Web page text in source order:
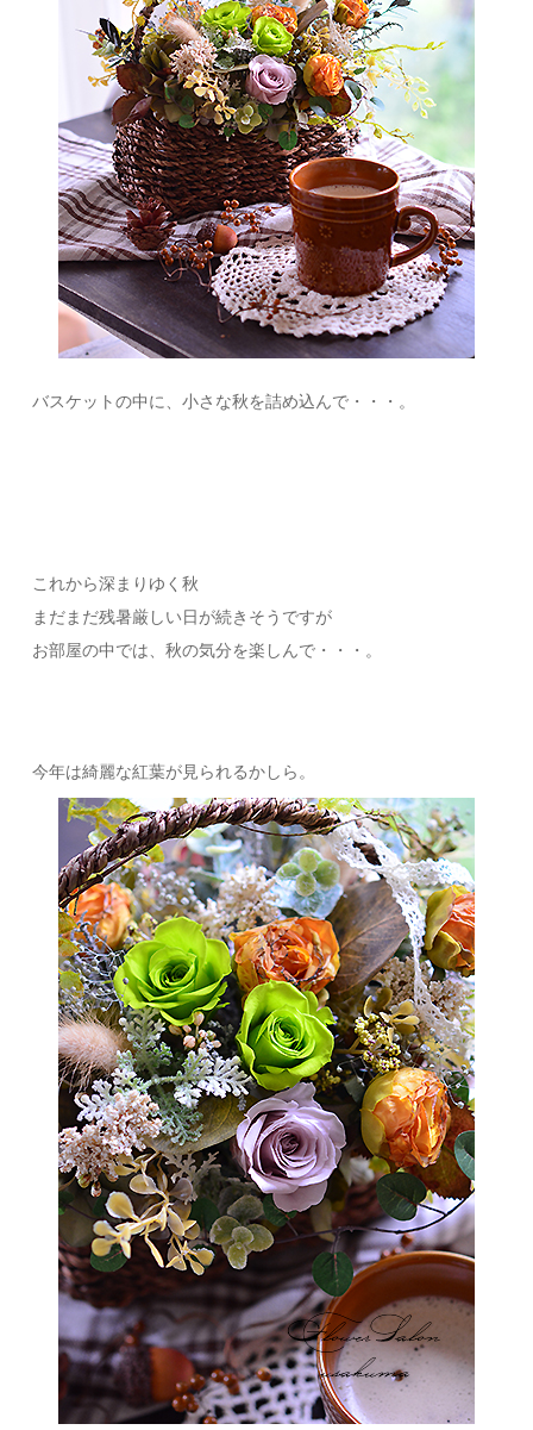
バスケットの中に、小さな秋を詰め込んで・・・。
これから深まりゆく秋
まだまだ残暑厳しい日が続きそうですが
お部屋の中では、秋の気分を楽しんで・・・。
今年は綺麗な紅葉が見られるかしら。